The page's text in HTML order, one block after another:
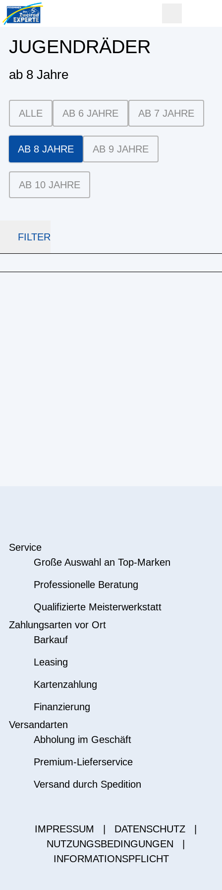
JUGENDRÄDER
ab 8 Jahre
ALLE AB 6 JAHRE AB 7 JAHRE
AB 8 JAHRE AB 9 JAHRE
AB 10 JAHRE
FILTER
Service
Große Auswahl an Top-Marken
Professionelle Beratung
Qualifizierte Meisterwerkstatt
Zahlungsarten vor Ort
Barkauf
Leasing
Kartenzahlung
Finanzierung
Versandarten
Abholung im Geschäft
Premium-Lieferservice
Versand durch Spedition
IMPRESSUM DATENSCHUTZ
NUTZUNGSBEDINGUNGEN
INFORMATIONSPFLICHT